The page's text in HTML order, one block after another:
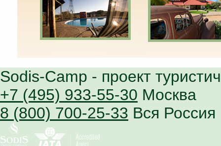
Sodis-Camp - проект
+7 (495) 933-55-30 Москва
8 (800) 700-25-33 Вся Россия